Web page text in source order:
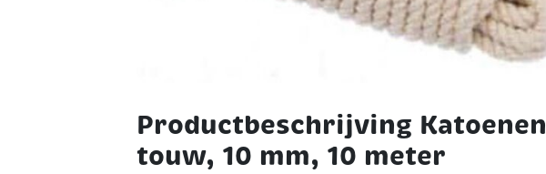
Productbeschrijving Katoenen
touw, 10 mm, 10 meter